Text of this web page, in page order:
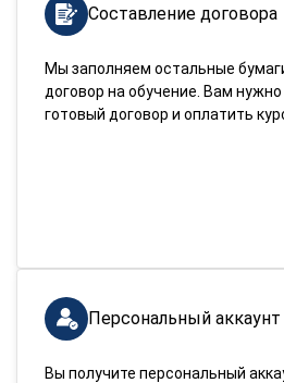
Составление договора
Мы заполняем остальные
договор на обучение. Вам
готовый договор и оплатить
Персональный аккаунт
Вы получите персональный